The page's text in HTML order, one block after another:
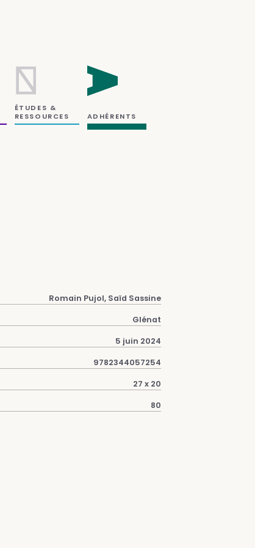
ÉTUDES &
RESSOURCES
ADHÉRENTS
Romain Pujol, Saïd Sassine
Glénat
5 juin 2024
9782344057254
27 x 20
80